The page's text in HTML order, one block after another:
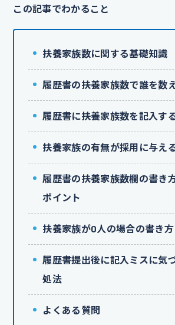
この記事でわかること
扶養家族数に関する基礎知識
履歴書の扶養家族数で誰を数
履歴書に扶養家族数を記入す
扶養家族の有無が採用に与え
履歴書の扶養家族数欄の書き
ポイント
扶養家族が0人の場合の書き方
履歴書提出後に記入ミスに気
処法
よくある質問